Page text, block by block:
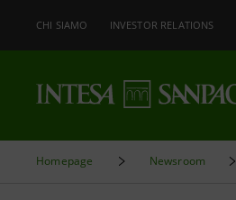
CHI SIAMO INVESTOR RELATIONS
Homepage Newsroom